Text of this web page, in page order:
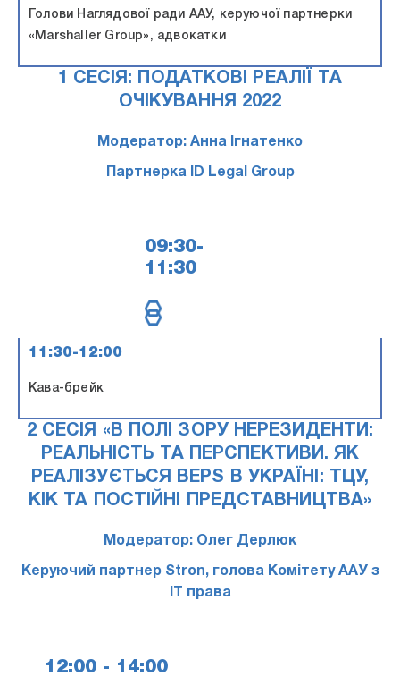
Голови Наглядової ради ААУ, керуючої партнерки
«Marshaller Group», адвокатки
1 СЕСІЯ: ПОДАТКОВІ РЕАЛІЇ ТА
ОЧІКУВАННЯ 2022
Модератор: Анна Ігнатенко
Партнерка ID Legal Group
09:30-
11:30
11:30-12:00
Кава-брейк
2 СЕСІЯ «В ПОЛІ ЗОРУ НЕРЕЗИДЕНТИ:
РЕАЛЬНІСТЬ ТА ПЕРСПЕКТИВИ. ЯК
РЕАЛІЗУЄТЬСЯ BEPS В УКРАЇНІ: ТЦУ,
КІК ТА ПОСТІЙНІ ПРЕДСТАВНИЦТВА»
Модератор: Олег Дерлюк
Керуючий партнер Stron, голова Комітету ААУ з
IT права
12:00 - 14:00